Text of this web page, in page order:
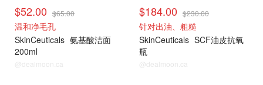
$52.00 $65.00
温和净毛孔
SkinCeuticals 氨基酸洁面
200ml
@dealmoon.ca
$184.00 $230.00
针对出油、粗糙
SkinCeuticals SCF油皮抗氧
瓶
@dealmoon.ca